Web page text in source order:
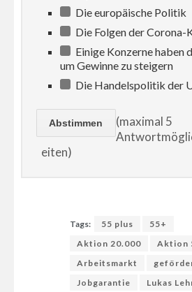
Die europäische Politik
Die Folgen der Corona-
Einige Konzerne haben
um Gewinne zu steigern
Die Handelspolitik der
(maximal 5
eiten)
Tags: 55 plus
55+
Aktion 20.000
Aktion
Arbeitsmarkt
Jobgarantie
Lukas